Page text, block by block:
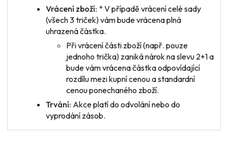
Vrácení zboží: * V případě vrácenícelé sady
(všech 3 triček) vám bude vrácena plná
uhrazená částka.
Při vráceníčásti zboží(např. pouze
jednoho trička) zaniká nárok na slevu 2+1 a
bude vám vrácena částka odpovídající
rozdílu mezi kupní cenou a standardní
cenou ponechaného zboží.
Trvání: Akce platí do odvolání nebo do
vyprodání zásob.